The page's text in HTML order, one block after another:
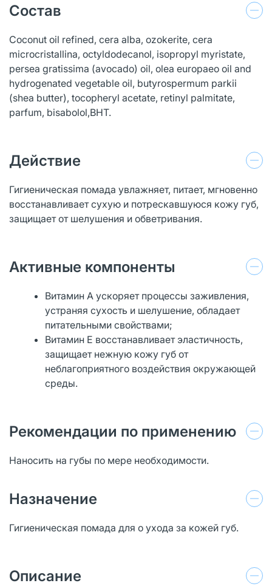
Состав
Coconut oil refined, cera alba, ozokerite, cera
microcristallina, octyldodecanol, isopropyl myristate,
persea gratissima (avocado) oil, olea europaeo oil and
hydrogenated vegetable oil, butyrospermum parkii
(shea butter), tocopheryl acetate, retinyl palmitate,
parfum, bisabolol,BHT.
Действие
Гигиеническая помада увлажняет, питает, мгновенно
восстанавливает сухую и потрескавшуюся кожу губ,
защищает от шелушения и обветривания.
Активные компоненты
Витамин А ускоряет процессы заживления,
устраняя сухость и шелушение, обладает
питательными свойствами;
Витамин Е восстанавливает эластичность,
защищает нежную кожу губ от
неблагоприятного воздействия окружающей
среды.
Рекомендации по применению
Наносить на губы по мере необходимости.
Назначение
Гигиеническая помада для о ухода за кожей губ.
Описание